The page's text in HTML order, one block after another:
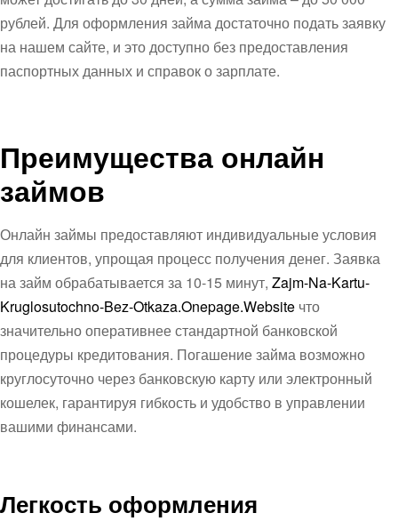
рублей. Для оформления займа достаточно подать заявку
на нашем сайте, и это доступно без предоставления
паспортных данных и справок о зарплате.
Преимущества онлайн
займов
Онлайн займы предоставляют индивидуальные условия
для клиентов, упрощая процесс получения денег. Заявка
на займ обрабатывается за 10-15 минут, Zajm-Na-Kartu-
Kruglosutochno-Bez-Otkaza.Onepage.Website что
значительно оперативнее стандартной банковской
процедуры кредитования. Погашение займа возможно
круглосуточно через банковскую карту или электронный
кошелек, гарантируя гибкость и удобство в управлении
вашими финансами.
Легкость оформления